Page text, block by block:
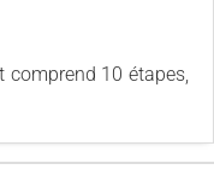
comprend 10 étapes,